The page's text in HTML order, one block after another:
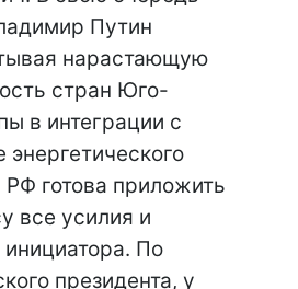
Путин
нарастающую
стран Юго-
в интеграции с
РФ готова приложить
все усилия и
По
президента, у